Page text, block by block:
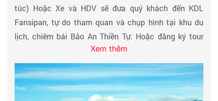
thêm đi Trekking bằng xe máy khám pháXã Tả Phìn.
Được tận mắtchiêm ngưỡng cảnh đẹp sắc hút hồn
của thung lũng ruộng bậc thang (Chi phí tự túc) Buổi
tối: Quý khách ăn tối tại nhà hàng.
Thưởng thức các đặc sản của Sapa - Sau bữa tối, Quý
khách dành thời giantự do khám phá thị trấn Sapa về
túc) Hoặc Xe và HDV sẽ đưa quý khách đến KDL
Fansipan, tự do tham quan và chụp hình tại khu du
lịch, chiêm bái Bảo An Thiền Tự. Hoặc đăng ký tour
chinh phục Nóc nhà Đông Dương Đỉnh núi Fansipan
bằng cáp treo (Vé cáp treo tự túc).
Ngoài ra, Quý khách còn được chiêm ngưỡng các
Xem thêm